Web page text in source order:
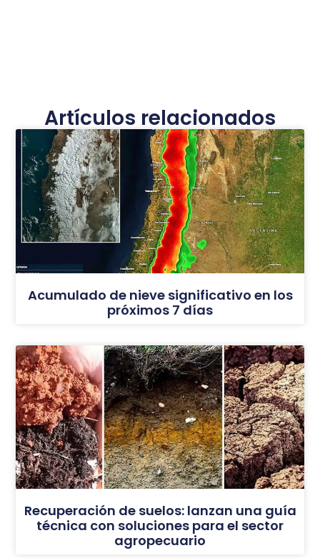
Artículos relacionados
Acumulado de nieve significativo en los
próximos 7 días
Recuperación de suelos: lanzan una guía
técnica con soluciones para el sector
agropecuario